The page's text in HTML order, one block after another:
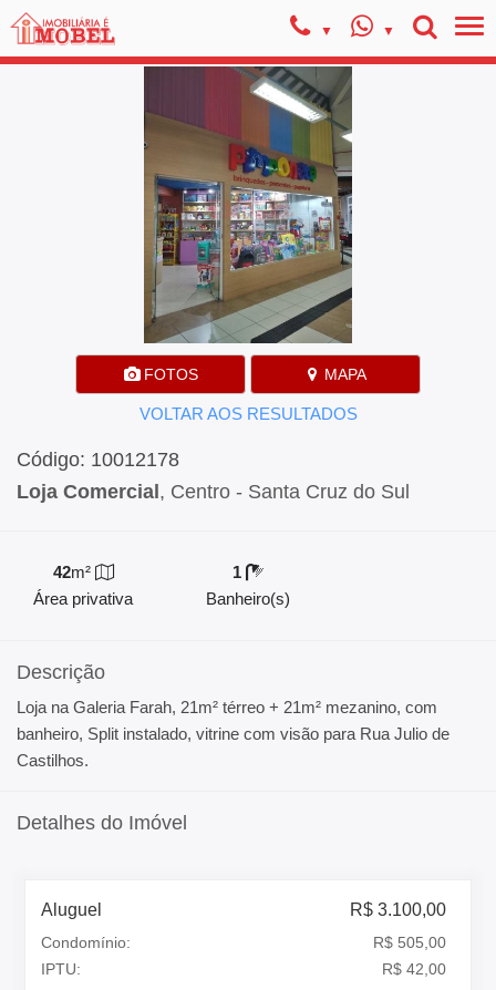
FOTOS MAPA
VOLTAR AOS RESULTADOS
Código: 10012178
Loja Comercial , Centro - Santa Cruz do Sul
42m²
Área privativa
1
Banheiro(s)
Descrição
Loja na Galeria Farah, 21m² térreo + 21m² mezanino, com
banheiro, Split instalado, vitrine com visão para Rua Julio de
Castilhos.
Detalhes do Imóvel
Aluguel R$ 3.100,00
Condomínio:
R$ 505,00
IPTU:
R$ 42,00